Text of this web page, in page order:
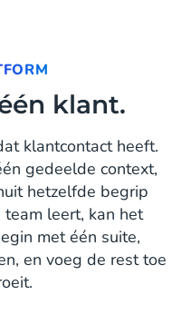
klant.
klantcontact heeft.
gedeelde context,
hetzelfde begrip
leert, kan het
met één suite,
en voeg de rest toe